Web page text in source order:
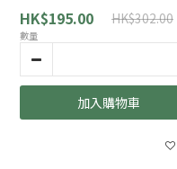
HK$195.00 HK$302.00
數量
加入購物車